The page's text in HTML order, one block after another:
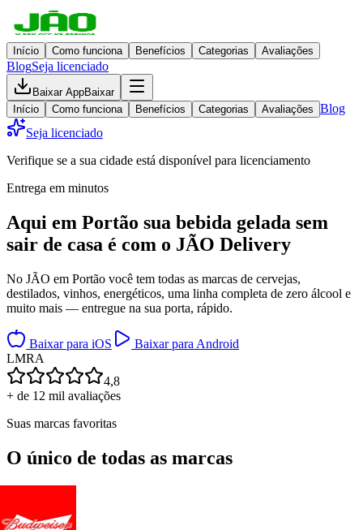
Início Como funciona Benefícios Categorias Avaliações
BlogSeja licenciado
Baixar AppBaixar
Início
Como funciona Benefícios Categorias Avaliações Blog
Seja licenciado
Verifique se a sua cidade está disponível para licenciamento
Entrega em minutos
Aqui em Portão sua bebida gelada sem
sair de casa é com o JÃO Delivery
No JÃO em Portão você tem todas as marcas de cervejas,
destilados, vinhos, energéticos, uma linha completa de zero álcool e
muito mais — entregue na sua porta, rápido.
Baixar para iOS
Baixar para Android
LMRA
4,8
+ de 12 mil avaliações
Suas marcas favoritas
O único de todas as marcas